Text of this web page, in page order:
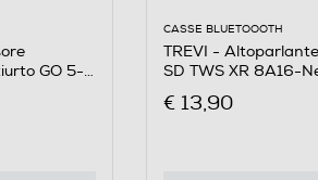
GO 5-
CASSE BLUETOOOTH
TREVI -
SD TWS XR 8A16-
€ 13,90